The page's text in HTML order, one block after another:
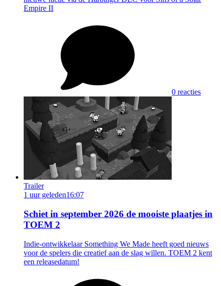
Empire II
0 reacties
Trailer
1 uur geleden16:07
Schiet in september 2026 de mooiste plaatjes in
TOEM 2
Indie-ontwikkelaar Something We Made heeft goed nieuws
voor de spelers die creatief aan de slag willen. TOEM 2 kent
een releasedatum!